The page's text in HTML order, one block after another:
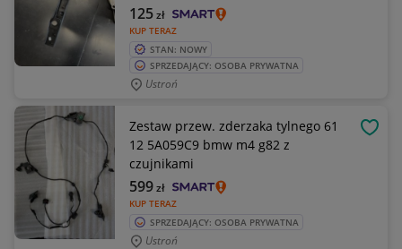
KUP TERAZ
125zł
STAN: NOWY
SPRZEDAJĄCY: OSOBA PRYWATNA
Ustroń
Zestaw przew. zderzaka tylnego 61
12 5A059C9 bmw m4 g82 z
czujnikami
KUP TERAZ
599zł
SPRZEDAJĄCY: OSOBA PRYWATNA
Ustroń